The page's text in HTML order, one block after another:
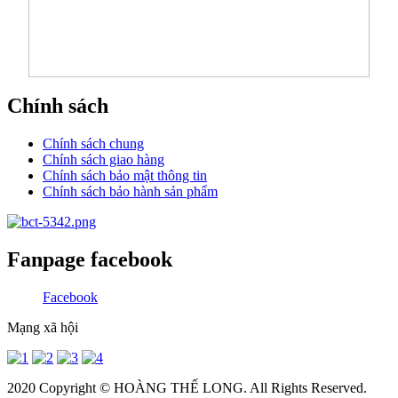
Chính sách
Chính sách chung
Chính sách giao hàng
Chính sách bảo mật thông tin
Chính sách bảo hành sản phẩm
Fanpage facebook
Facebook
Mạng xã hội
2020 Copyright © HOÀNG THẾ LONG. All Rights Reserved.